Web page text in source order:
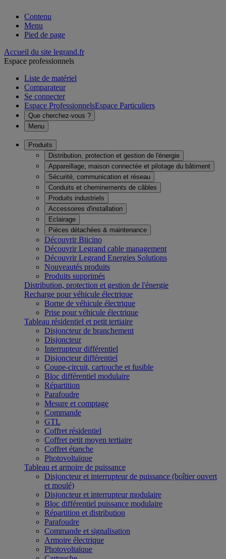
Contenu
Menu
Pied de page
Accueil du site legrand.fr
Espace professionnels
Liste de matériel
Comparateur
Se connecter
Espace ProfessionnelsEspace Particuliers
Que cherchez-vous ?
Menu
Produits
Distribution, protection et gestion de l'énergie
Appareillage, maison connectée et pilotage du bâtiment
Sécurité, communication et réseau
Conduits et cheminements de câbles
Produits industriels
Accessoires d'installation
Eclairage
Pièces détachées & maintenance
Découvrir Bticino
Découvrir Legrand cable management
Découvrir Legrand Energies Solutions
Nouveautés produits
Produits supprimés
Distribution, protection et gestion de l'énergie
Recharge pour véhicule électrique
Borne de véhicule électrique
Prise pour véhicule électrique
Tableau résidentiel et petit tertiaire
Disjoncteur de branchement
Disjoncteur
Interrupteur différentiel
Disjoncteur différentiel
Coupe-circuit, cartouche et fusible
Bloc différentiel modulaire
Répartition
Parafoudre
Mesure et comptage
Commande
GTL
Coffret résidentiel
Coffret petit moyen tertiaire
Coffret étanche
Photovoltaïque
Tableau et armoire de puissance
Disjoncteur et interrupteur de puissance (boîtier ouvert
et moulé)
Disjoncteur et interrupteur modulaire
Bloc différentiel puissance modulaire
Répartition et distribution
Parafoudre
Commande et signalisation
Armoire électrique
Photovoltaïque